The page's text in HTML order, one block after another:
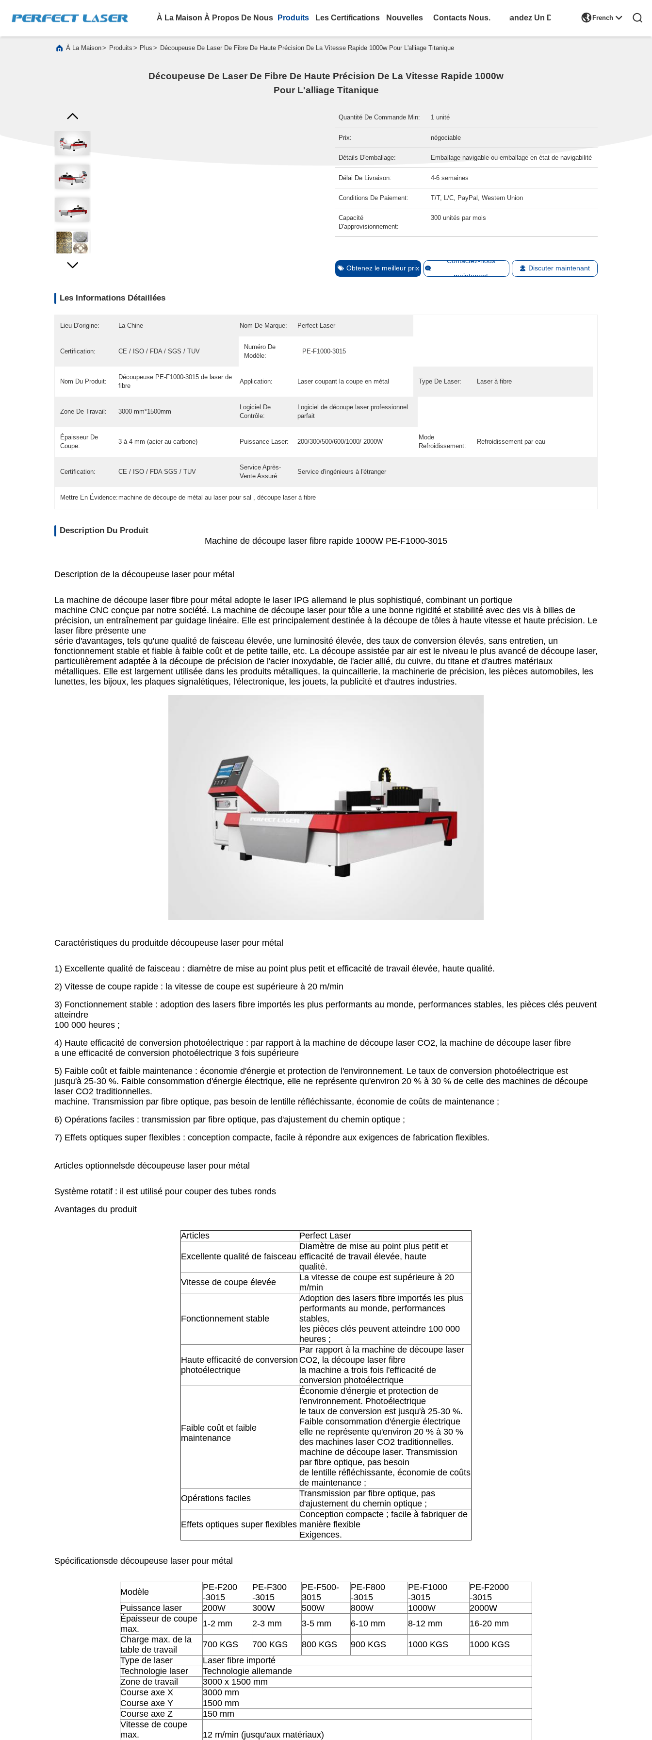
À La Maison À Propos De Nous Produits Les Certifications Nouvelles Contacts Nous. Demandez Un Devis French 
À La Maison> Produits > Plus > Découpeuse De Laser De Fibre De Haute Précision De La Vitesse Rapide 1000w Pour L'alliage Titanique
Découpeuse De Laser De Fibre De Haute Précision De La Vitesse Rapide 1000w
Pour L'alliage Titanique
Quantité De Commande Min: 1 unité
Prix: négociable
Détails D'emballage: Emballage navigable ou emballage en état de navigabilité
Délai De Livraison: 4-6 semaines
Conditions De Paiement: T/T, L/C, PayPal, Western Union
Capacité
D'approvisionnement:
300 unités par mois
Obtenez le meilleur prix
Contactez-nous
maintenant
Discuter maintenant
Les Informations Détaillées
Lieu D'origine: La Chine Nom De Marque: Perfect Laser
Certification: CE / ISO / FDA / SGS / TUV
Numéro De
Modèle:
PE-F1000-3015
Nom Du Produit:
Découpeuse PE-F1000-3015 de laser de
fibre
Application: Laser coupant la coupe en métal Type De Laser: Laser à fibre
Zone De Travail: 3000 mm*1500mm
Logiciel De
Contrôle:
Logiciel de découpe laser professionnel
parfait
Épaisseur De
Coupe:
3 à 4 mm (acier au carbone) Puissance Laser: 200/300/500/600/1000/ 2000W
Mode
Refroidissement:
Refroidissement par eau
Certification: CE / ISO / FDA SGS / TUV
Service Après-
Vente Assuré:
Service d'ingénieurs à l'étranger
Mettre En Évidence:machine de découpe de métal au laser pour sal , découpe laser à fibre
Description Du Produit
Machine de découpe laser fibre rapide 1000W PE-F1000-3015
Description de la découpeuse laser pour métal
La machine de découpe laser fibre pour métal adopte le laser IPG allemand le plus sophistiqué, combinant un portique
machine CNC conçue par notre société. La machine de découpe laser pour tôle a une bonne rigidité et stabilité avec des vis à billes de
précision, un entraînement par guidage linéaire. Elle est principalement destinée à la découpe de tôles à haute vitesse et haute précision. Le
laser fibre présente une
série d'avantages, tels qu'une qualité de faisceau élevée, une luminosité élevée, des taux de conversion élevés, sans entretien, un
fonctionnement stable et fiable à faible coût et de petite taille, etc. La découpe assistée par air est le niveau le plus avancé de découpe laser,
particulièrement adaptée à la découpe de précision de l'acier inoxydable, de l'acier allié, du cuivre, du titane et d'autres matériaux
métalliques. Elle est largement utilisée dans les produits métalliques, la quincaillerie, la machinerie de précision, les pièces automobiles, les
lunettes, les bijoux, les plaques signalétiques, l'électronique, les jouets, la publicité et d'autres industries.
Caractéristiques du produitde découpeuse laser pour métal
1) Excellente qualité de faisceau : diamètre de mise au point plus petit et efficacité de travail élevée, haute qualité.
2) Vitesse de coupe rapide : la vitesse de coupe est supérieure à 20 m/min
3) Fonctionnement stable : adoption des lasers fibre importés les plus performants au monde, performances stables, les pièces clés peuvent
atteindre
100 000 heures ;
4) Haute efficacité de conversion photoélectrique : par rapport à la machine de découpe laser CO2, la machine de découpe laser fibre
a une efficacité de conversion photoélectrique 3 fois supérieure
5) Faible coût et faible maintenance : économie d'énergie et protection de l'environnement. Le taux de conversion photoélectrique est
jusqu'à 25-30 %. Faible consommation d'énergie électrique, elle ne représente qu'environ 20 % à 30 % de celle des machines de découpe
laser CO2 traditionnelles.
machine. Transmission par fibre optique, pas besoin de lentille réfléchissante, économie de coûts de maintenance ;
6) Opérations faciles : transmission par fibre optique, pas d'ajustement du chemin optique ;
7) Effets optiques super flexibles : conception compacte, facile à répondre aux exigences de fabrication flexibles.
Articles optionnelsde découpeuse laser pour métal
Système rotatif : il est utilisé pour couper des tubes ronds
Avantages du produit
Articles Perfect Laser
Excellente qualité de faisceau
Diamètre de mise au point plus petit et
efficacité de travail élevée, haute
qualité.
Vitesse de coupe élevée
La vitesse de coupe est supérieure à 20
m/min
Fonctionnement stable
Adoption des lasers fibre importés les plus
performants au monde, performances
stables,
les pièces clés peuvent atteindre 100 000
heures ;
Haute efficacité de conversion
photoélectrique
Par rapport à la machine de découpe laser
CO2, la découpe laser fibre
la machine a trois fois l'efficacité de
conversion photoélectrique
Faible coût et faible
maintenance
Économie d'énergie et protection de
l'environnement. Photoélectrique
le taux de conversion est jusqu'à 25-30 %.
Faible consommation d'énergie électrique
elle ne représente qu'environ 20 % à 30 %
des machines laser CO2 traditionnelles.
machine de découpe laser. Transmission
par fibre optique, pas besoin
de lentille réfléchissante, économie de coûts
de maintenance ;
Opérations faciles
Transmission par fibre optique, pas
d'ajustement du chemin optique ;
Effets optiques super flexibles
Conception compacte ; facile à fabriquer de
manière flexible
Exigences.
Spécificationsde découpeuse laser pour métal
Modèle
PE-F200
-3015
PE-F300
-3015
PE-F500-
3015
PE-F800
-3015
PE-F1000
-3015
PE-F2000
-3015
Puissance laser
200W 300W 500W 800W 1000W
2000W
Épaisseur de coupe
max.
1-2 mm 2-3 mm 3-5 mm 6-10 mm 8-12 mm
16-20 mm
Charge max. de la
table de travail
700 KGS 700 KGS 800 KGS 900 KGS 1000 KGS
1000 KGS
Type de laser
Laser fibre importé
Technologie laser
Technologie allemande
Zone de travail
3000 x 1500 mm
Course axe X
3000 mm
Course axe Y
1500 mm
Course axe Z
150 mm
Vitesse de coupe
max.
12 m/min (jusqu'aux matériaux)